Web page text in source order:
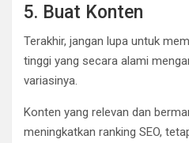
5. Buat Konten
Terakhir, jangan lupa untuk
tinggi yang secara alami
variasinya.
Konten yang relevan dan
meningkatkan ranking SEO,